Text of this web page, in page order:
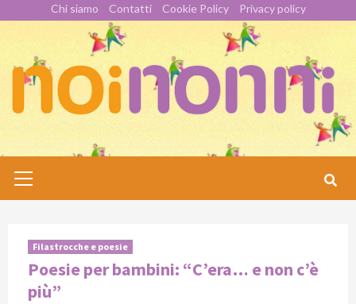
content
Chi siamo Contatti Cookie Policy Privacy policy
Menu
Filastrocche e poesie
Poesie per bambini: “C’era… e non c’è
più”